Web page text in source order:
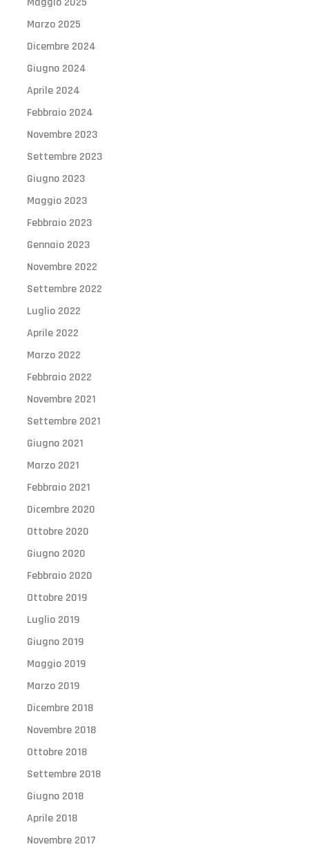
Marzo 2025
Dicembre 2024
Giugno 2024
Aprile 2024
Febbraio 2024
Novembre 2023
Settembre 2023
Giugno 2023
Maggio 2023
Febbraio 2023
Gennaio 2023
Novembre 2022
Settembre 2022
Luglio 2022
Aprile 2022
Marzo 2022
Febbraio 2022
Novembre 2021
Settembre 2021
Giugno 2021
Marzo 2021
Febbraio 2021
Dicembre 2020
Ottobre 2020
Giugno 2020
Febbraio 2020
Ottobre 2019
Luglio 2019
Giugno 2019
Maggio 2019
Marzo 2019
Dicembre 2018
Novembre 2018
Ottobre 2018
Settembre 2018
Giugno 2018
Aprile 2018
Novembre 2017